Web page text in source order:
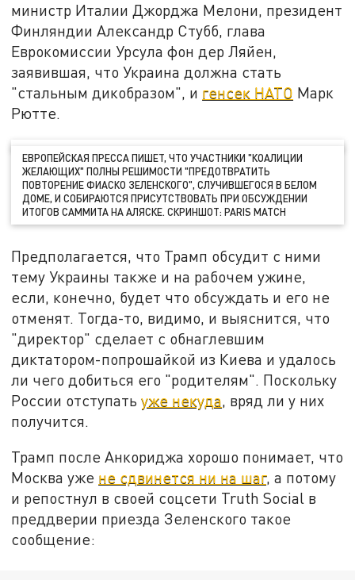
министр Италии Джорджа Мелони, президент
Финляндии Александр Стубб, глава
Еврокомиссии Урсула фон дер Ляйен,
заявившая, что Украина должна стать
"стальным дикобразом", и генсек НАТО Марк
Рютте.
ЕВРОПЕЙСКАЯ ПРЕССА ПИШЕТ, ЧТО УЧАСТНИКИ "КОАЛИЦИИ
ЖЕЛАЮЩИХ" ПОЛНЫ РЕШИМОСТИ "ПРЕДОТВРАТИТЬ
ПОВТОРЕНИЕ ФИАСКО ЗЕЛЕНСКОГО", СЛУЧИВШЕГОСЯ В БЕЛОМ
ДОМЕ, И СОБИРАЮТСЯ ПРИСУТСТВОВАТЬ ПРИ ОБСУЖДЕНИИ
ИТОГОВ САММИТА НА АЛЯСКЕ. СКРИНШОТ: PARIS MATCH
Предполагается, что Трамп обсудит с ними
тему Украины также и на рабочем ужине,
если, конечно, будет что обсуждать и его не
отменят. Тогда-то, видимо, и выяснится, что
"директор" сделает с обнаглевшим
диктатором-попрошайкой из Киева и удалось
ли чего добиться его "родителям". Поскольку
России отступатьуже некуда, вряд ли у них
получится.
Трамп после Анкориджа хорошо понимает, что
Москва уже не сдвинется ни на шаг, а потому
и репостнул в своей соцсети Truth Social в
преддверии приезда Зеленского такое
сообщение: